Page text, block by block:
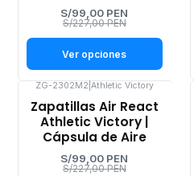
S/99,00 PEN
S/227,00 PEN
Ver opciones
-56%
OFF
ZG-2302M2 Athletic Victory
Zapatillas Air React
Athletic Victory |
Cápsula de Aire
S/99,00 PEN
S/227,00 PEN